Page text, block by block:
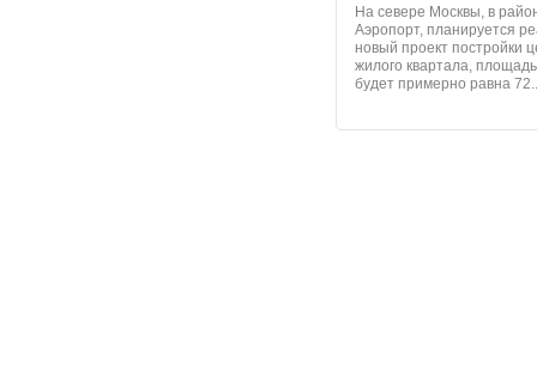
На севере Москвы, в
Аэропорт, планируется
новый проект постройки
жилого квартала, площадь
будет примерно равна